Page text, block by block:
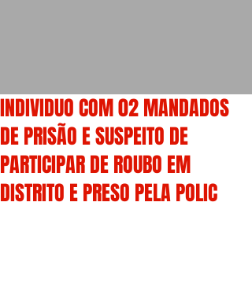
INDIVIDUO COM 02 MANDADOS
DE PRISÃO E SUSPEITO DE
PARTICIPAR DE ROUBO EM
DISTRITO E PRESO PELA POLIC